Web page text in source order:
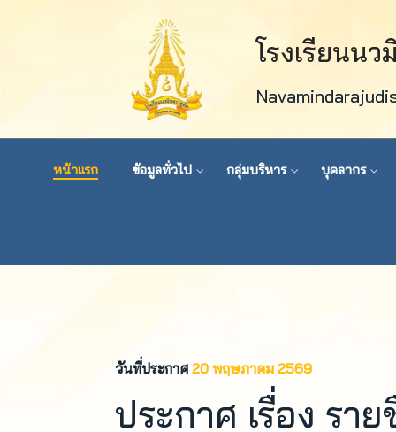
โรงเรียนน
หน้าแรก ข้อมูลทั่วไป กลุ่มบริหาร บุคลากร
วันที่ประกาศ 20 พฤษภาคม 2569
ประกาศ เรื่อง รา